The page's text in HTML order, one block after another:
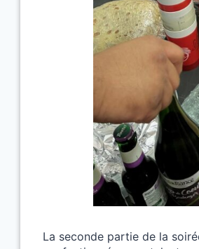
La seconde partie de la